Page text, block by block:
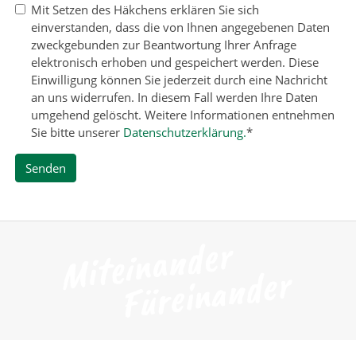
Mit Setzen des Häkchens erklären Sie sich
einverstanden, dass die von Ihnen angegebenen Daten
zweckgebunden zur Beantwortung Ihrer Anfrage
elektronisch erhoben und gespeichert werden. Diese
Einwilligung können Sie jederzeit durch eine Nachricht
an uns widerrufen. In diesem Fall werden Ihre Daten
umgehend gelöscht. Weitere Informationen entnehmen
Sie bitte unserer Datenschutzerklärung.*
Senden